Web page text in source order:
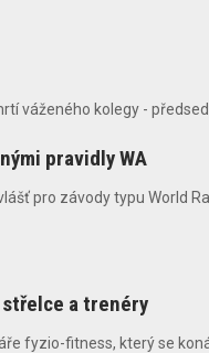
váženého kolegy -
pravidly WA
pro závody typu World
a trenéry
fyzio-fitness, který se